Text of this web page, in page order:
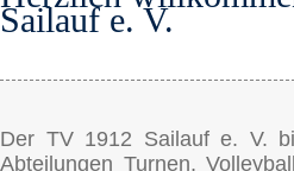
Sailauf e. V.
Der TV 1912 Sailauf e. V.
Abteilungen Turnen,